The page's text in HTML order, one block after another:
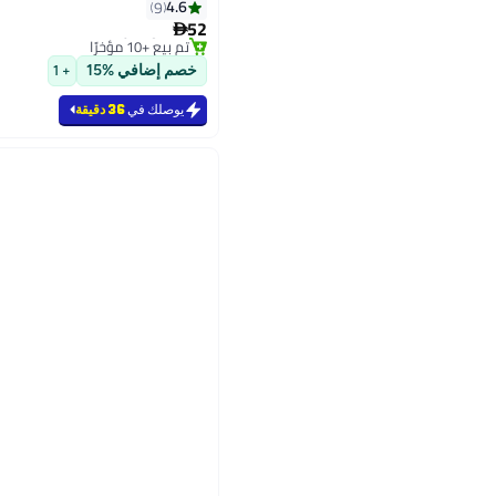
4.6
9
52بتخلّص بسرعة
تم بيع +10 مؤخرًا
#3 في زيوت المحركات
خصم إضافي %15 + 1
يوصلك في36 دقيقة